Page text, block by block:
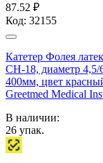
87.52 ₽
Код: 32155
Катетер Фолея
СН-18, диаметр 4,5/
400мм, цвет
Greetmed Medical
В наличии:
26 упак.